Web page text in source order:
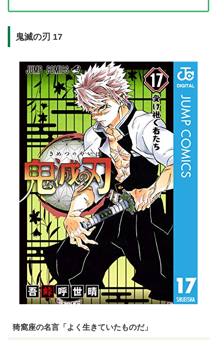
鬼滅の刃 17
猗窩座の名言「よく生きていたものだ」